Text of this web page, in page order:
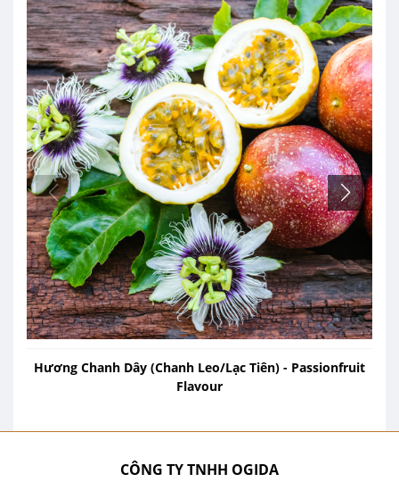
Hương Chanh Dây (Chanh Leo/Lạc Tiên) - Passionfruit
Flavour
CÔNG TY TNHH OGIDA